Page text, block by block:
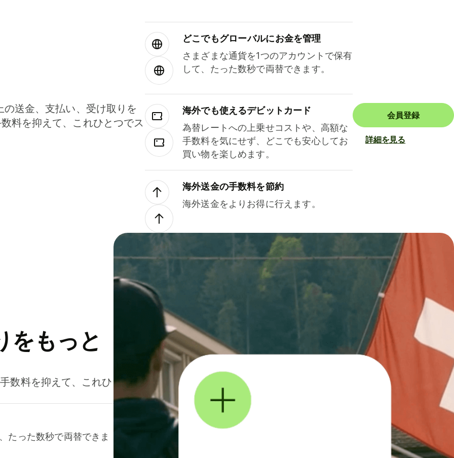
送金、支払い、受け取りを
料を抑えて、これひとつでス
どこでもグ⁠ロ⁠ー⁠バ⁠ルにお金を管理
さまざまな通貨を1つのアカウントで保有
して、たった数秒で両替できます。
海外でも使えるデビットカード
為替レートへの上乗せコストや、高額な
手数料を気にせず、どこでも安心してお
買い物を楽しめます。
海外送金の手数料を節約
海外送金をよりお得に行えます。
会員登録
詳細を見る
をもっと
数料を抑えて、これひ
たった数秒で両替できま